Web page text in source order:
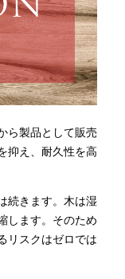
ら製品として販売
抑え、耐久性を高
続きます。木は湿
します。そのため
リスクはゼロでは